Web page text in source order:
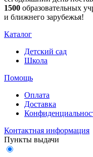
1500 образовательных
и ближнего зарубежья!
Каталог
Детский сад
Школа
Помощь
Оплата
Доставка
Контактная информация
Пункты выдачи